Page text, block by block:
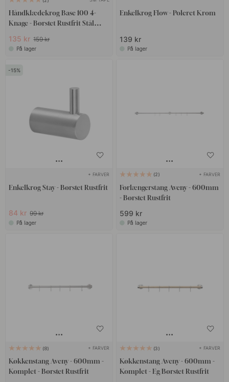
Håndklædekrog Base 100 4-
Knage - Børstet Rustfrit Stål
135 kr 159 kr
På lager
Enkelkrog Flow - Poleret Krom
139 kr
På lager
15
+ FARVER
Enkelkrog Stay - Børstet Rustfrit
84 kr 99 kr
På lager
2 + FARVER
Forlængerstang Aveny - 600mm
- Børstet Rustfrit
599 kr
På lager
8 + FARVER
Køkkenstang Aveny - 600mm -
Komplet - Børstet Rustfrit
3 + FARVER
Køkkenstang Aveny - 600mm -
Komplet - Eg/Børstet Rustfrit